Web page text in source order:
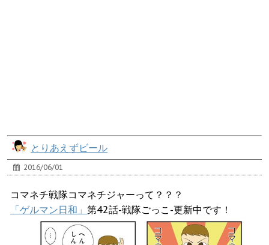
とりあえずビール
2016/06/01
コマネチ戦隊コマネチジャーって？？？
「ゲルマン日和」 第42話-戦隊ごっこ-更新中です！